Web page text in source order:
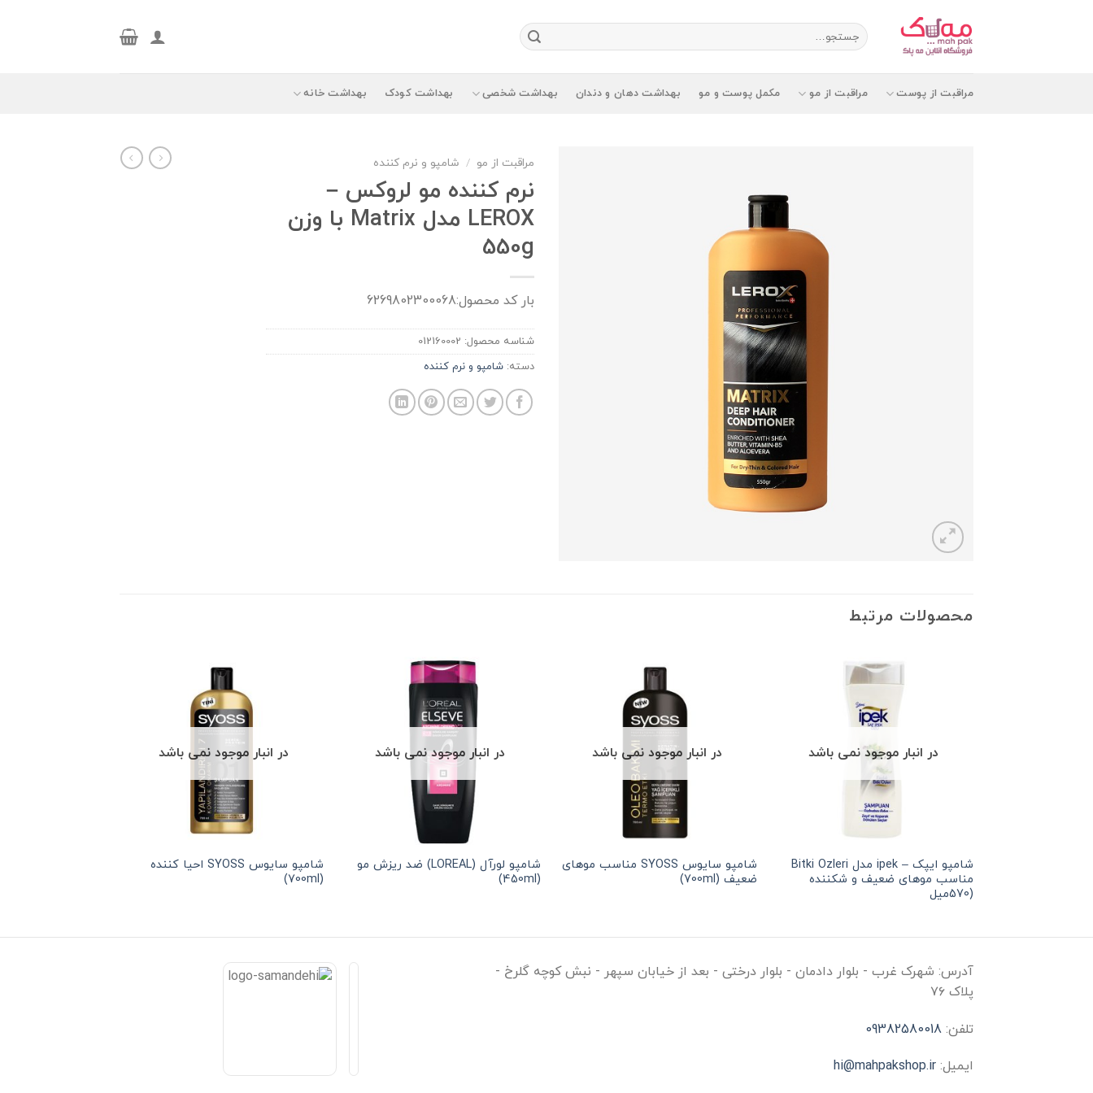
جستجو
برای:
مراقبت از پوست مراقبت از مو مکمل پوست و مو بهداشت دهان و دندان بهداشت شخصی بهداشت کودک بهداشت خانه
مراقبت از مو / شامپو و نرم کننده
نرم كننده مو لروكس –
LEROX مدل Matrix با وزن
550g
بار کد محصول:6269802300068
شناسه محصول: 012160002
دسته: شامپو و نرم کننده
محصولات مرتبط
در انبار موجود نمی باشد
شامپو ایپک – ipek مدل Bitki Ozleri
مناسب موهای ضعیف و شکننده
(570میل
در انبار موجود نمی باشد
شامپو سایوس SYOSS مناسب موهای
ضعیف (700ml)
در انبار موجود نمی باشد
شامپو لورآل (LOREAL) ضد ریزش مو
(450ml)
در انبار موجود نمی باشد
شامپو سایوس SYOSS احیا کننده
(700ml)
آدرس: شهرک غرب - بلوار دادمان - بلوار درختی - بعد از خیابان سپهر - نبش کوچه گلرخ -
پلاک ۷۶
تلفن: 09382580018
ایمیل: hi@mahpakshop.ir